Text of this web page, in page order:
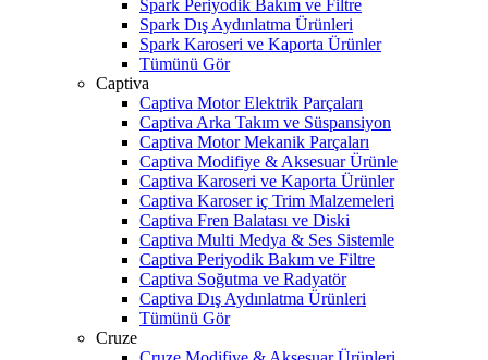
Spark Periyodik Bakım ve Filtre
Spark Dış Aydınlatma Ürünleri
Spark Karoseri ve Kaporta Ürünler
Tümünü Gör
Captiva
Captiva Motor Elektrik Parçaları
Captiva Arka Takım ve Süspansiyon
Captiva Motor Mekanik Parçaları
Captiva Modifiye & Aksesuar Ürünle
Captiva Karoseri ve Kaporta Ürünler
Captiva Karoser iç Trim Malzemeleri
Captiva Fren Balatası ve Diski
Captiva Multi Medya & Ses Sistemle
Captiva Periyodik Bakım ve Filtre
Captiva Soğutma ve Radyatör
Captiva Dış Aydınlatma Ürünleri
Tümünü Gör
Cruze